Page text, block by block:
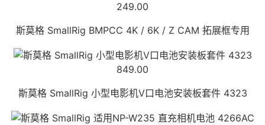
249.00
斯莫格 SmallRig BMPCC 4K / 6K / Z CAM 拓展框专用
849.00
斯莫格 SmallRig 小型电影机V口电池安装板套件 4323